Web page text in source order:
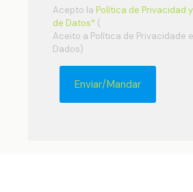
Acepto laPolítica de Privacidad
de Datos* (
Aceito a Política de Privacidade
Dados)